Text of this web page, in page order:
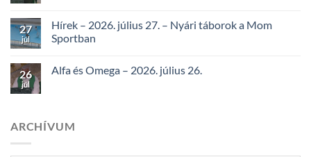
27
júl
Hírek – 2026. július 27. – Nyári táborok a Mom
Sportban
26
júl
Alfa és Omega – 2026. július 26.
ARCHÍVUM